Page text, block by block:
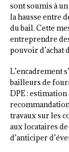
sont soumis à un
la hausse entre
du bail. Cette
entreprendre
pouvoir d’achat
L’encadrement
bailleurs de
DPE :
travaux sur les
aux locataires
d’anticiper